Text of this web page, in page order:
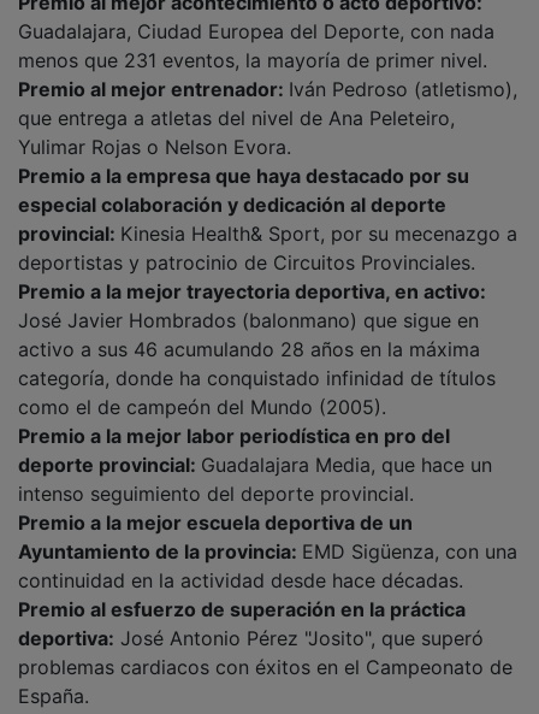
Guadalajara, Ciudad Europea del Deporte, con nada
menos que 231 eventos, la mayoría de primer nivel.
Premio al mejor entrenador:Iván Pedroso (atletismo),
que entrega a atletas del nivel de Ana Peleteiro,
Yulimar Rojas o Nelson Evora.
Premio a la empresa que haya destacado por su
especial colaboración y dedicación al deporte
provincial:Kinesia Health& Sport, por su mecenazgo a
deportistas y patrocinio de Circuitos Provinciales.
Premio a la mejor trayectoria deportiva, en activo:
José Javier Hombrados (balonmano) que sigue en
activo a sus 46 acumulando 28 años en la máxima
categoría, donde ha conquistado infinidad de títulos
como el de campeón del Mundo (2005).
Premio a la mejor labor periodística en pro del
deporte provincial:Guadalajara Media, que hace un
intenso seguimiento del deporte provincial.
Premio a la mejor escuela deportiva de un
Ayuntamiento de la provincia:EMD Sigüenza, con una
continuidad en la actividad desde hace décadas.
Premio al esfuerzo de superación en la práctica
deportiva:José Antonio Pérez "Josito", que superó
problemas cardiacos con éxitos en el Campeonato de
España.
Premio al mérito deportivo individual, a toda una